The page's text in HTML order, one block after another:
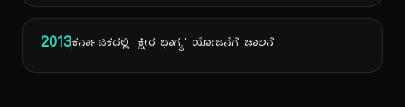
2013ಕರ್ನಾಟಕದಲ್ಲಿ 'ಕ್ಷೀರ ಭಾಗ್ಯ' ಯೋಜನೆಗೆ ಚಾಲನೆ